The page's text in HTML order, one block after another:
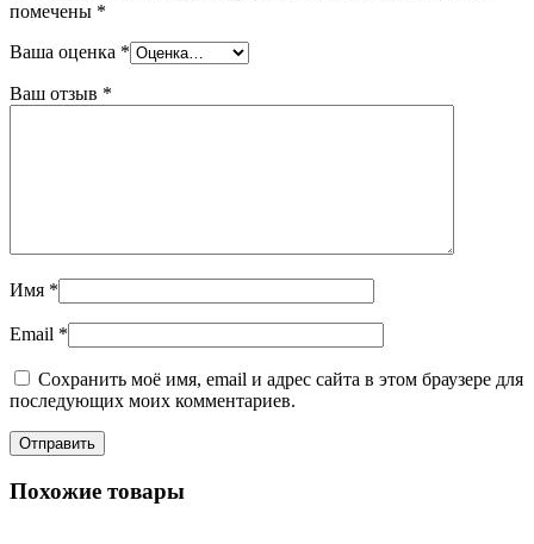
помечены *
Ваша оценка *
Ваш отзыв *
Имя *
Email *
Сохранить моё имя, email и адрес сайта в этом браузере для
последующих моих комментариев.
Похожие товары